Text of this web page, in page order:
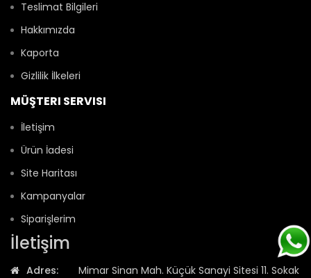
Teslimat Bilgileri
Hakkımızda
Kaporta
Gizlilik İlkeleri
MÜŞTERI SERVISI
İletişim
Ürün İadesi
Site Haritası
Kampanyalar
Siparişlerim
İletişim
Adres:
Mimar Sinan Mah. Küçük Sanayi Sitesi 11. Sokak